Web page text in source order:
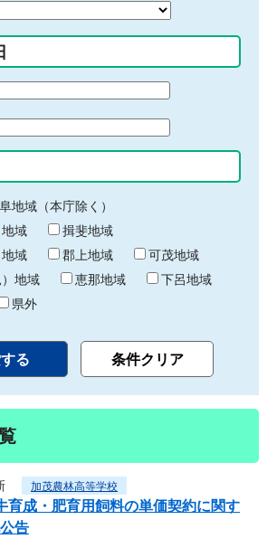
地域（本庁除く）
域
揖斐地域
域
郡上地域
可茂地域
地域
恵那地域
下呂地域
県外
加茂農林高等学校
育成・肥育用飼料の単価契約に関す
告